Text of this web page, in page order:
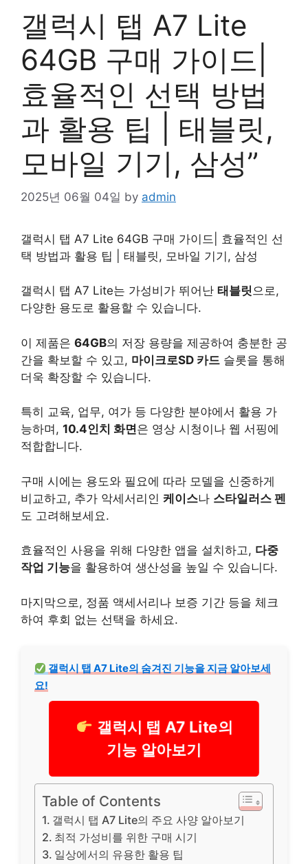
갤럭시 탭 A7 Lite
64GB 구매 가이드|
효율적인 선택 방법
과 활용 팁 | 태블릿,
모바일 기기, 삼성”
2025년 06월 04일 by admin
갤럭시 탭 A7 Lite 64GB 구매 가이드| 효율적인 선
택 방법과 활용 팁 | 태블릿, 모바일 기기, 삼성
갤럭시 탭 A7 Lite는 가성비가 뛰어난 태블릿으로,
다양한 용도로 활용할 수 있습니다.
이 제품은 64GB의 저장 용량을 제공하여 충분한 공
간을 확보할 수 있고, 마이크로SD 카드 슬롯을 통해
더욱 확장할 수 있습니다.
특히 교육, 업무, 여가 등 다양한 분야에서 활용 가
능하며, 10.4인치 화면은 영상 시청이나 웹 서핑에
적합합니다.
구매 시에는 용도와 필요에 따라 모델을 신중하게
비교하고, 추가 악세서리인 케이스나 스타일러스 펜
도 고려해보세요.
효율적인 사용을 위해 다양한 앱을 설치하고, 다중
작업 기능을 활용하여 생산성을 높일 수 있습니다.
마지막으로, 정품 액세서리나 보증 기간 등을 체크
하여 후회 없는 선택을 하세요.
갤럭시 탭 A7 Lite의 숨겨진 기능을 지금 알아보세
요!
갤럭시 탭 A7 Lite의
기능 알아보기
Table of Contents
갤럭시 탭 A7 Lite의 주요 사양 알아보기
최적 가성비를 위한 구매 시기
일상에서의 유용한 활용 팁